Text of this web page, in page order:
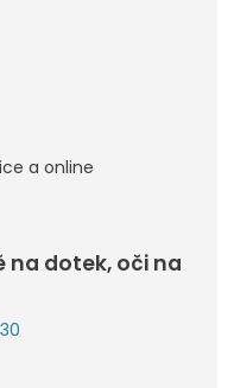
a online
na dotek, oči na